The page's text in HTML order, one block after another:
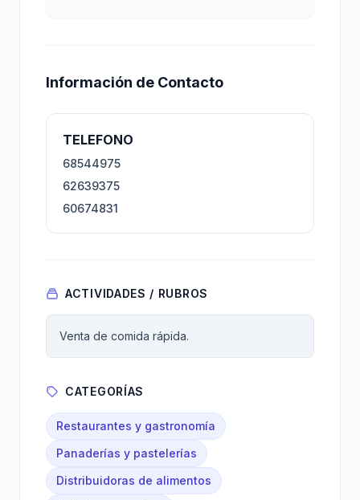
Información de Contacto
TELEFONO
68544975
62639375
60674831
ACTIVIDADES / RUBROS
Venta de comida rápida.
CATEGORÍAS
Restaurantes y gastronomía
Panaderías y pastelerías
Distribuidoras de alimentos